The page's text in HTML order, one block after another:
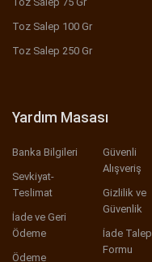
Toz Salep 100 Gr
Toz Salep 250 Gr
Yardım Masası
Banka Bilgileri
Sevkiyat-
Teslimat
İade ve Geri
Ödeme
Ödeme
Güvenli
Alışveriş
Gizlilik ve
Güvenlik
İade Talep
Formu